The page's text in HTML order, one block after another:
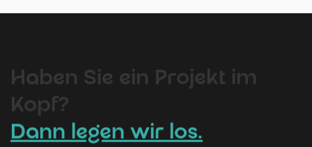
Haben Sie ein Projekt im
Kopf?
Dann legen wir los.